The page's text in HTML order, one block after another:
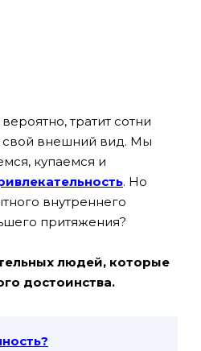
тратит сотни
свой внешний вид. Мы
купаемся и
. Но
внутреннего
притяжения?
людей, которые
достоинства.